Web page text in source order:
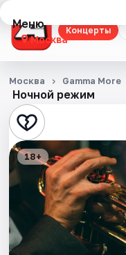
Концерты
Меню
Москва
Концерты
Театр
Стендап
Выставки
Квесты
Экскурсии
Ночной режим
Москва Gamma More
18+